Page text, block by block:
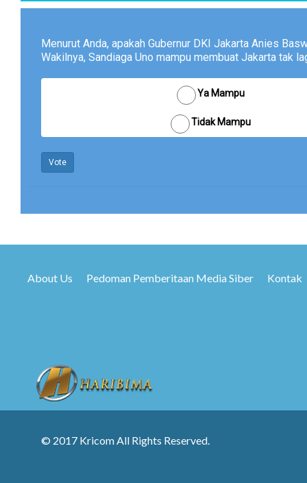
Menurut Anda, apakah Gubernur DKI Jakarta Anies
Wakilnya, Sandiaga Uno mampu membuat Jakarta tak
Ya Mampu
Tidak Mampu
Vote
About Us Pedoman Pemberitaan Media Siber Kontak
© 2017 Kricom All Rights Reserved.